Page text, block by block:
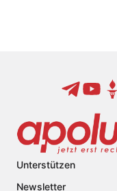
Unterstützen
Newsletter